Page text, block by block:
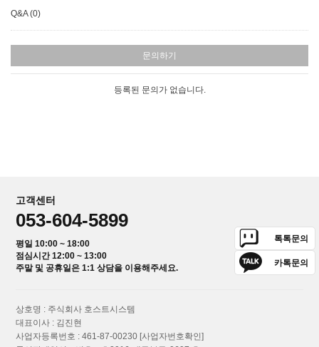
Q&A (0)
문의하기
등록된 문의가 없습니다.
고객센터
053-604-5899
평일 10:00 ~ 18:00
점심시간 12:00 ~ 13:00
주말 및 공휴일은 1:1 상담을 이용해주세요.
톡톡문의
카톡문의
상호명 : 주식회사 호스트시스템
대표이사 : 김진현
사업자등록번호 : 461-87-00230 [사업자번호확인]